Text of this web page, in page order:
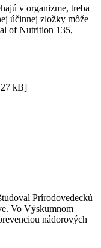
v organizme, treba
účinnej zložky môže
of Nutrition 135,
kB]
Prírodovedeckú
Vo Výskumnom
nádorových